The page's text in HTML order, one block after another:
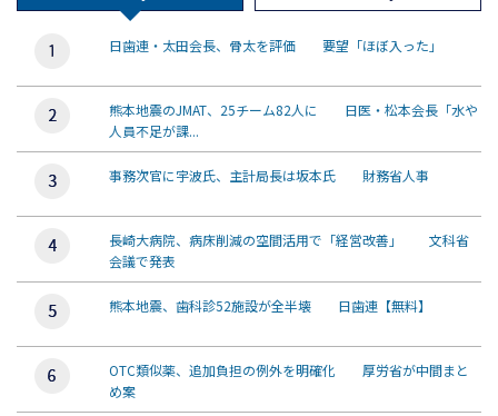
日歯連・太田会長、骨太を評価 要望「ほぼ入った」
熊本地震のJMAT、25チーム82人に 日医・松本会長「水や
人員不足が課...
事務次官に宇波氏、主計局長は坂本氏 財務省人事
長崎大病院、病床削減の空間活用で「経営改善」 文科省
会議で発表
熊本地震、歯科診52施設が全半壊 日歯連【無料】
OTC類似薬、追加負担の例外を明確化 厚労省が中間まと
め案